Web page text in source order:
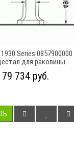
Series 0857900000
для раковины
79 734 руб.